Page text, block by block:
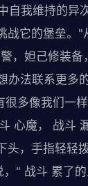
自我维持的异
战它的堡垒。"
，妲己修装备
办法联系更多
多像我们一
心魔， 战斗
头，手指轻轻
" 战斗 累了